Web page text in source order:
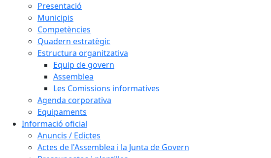
Presentació
Municipis
Competències
Quadern estratègic
Estructura organitzativa
Equip de govern
Assemblea
Les Comissions informatives
Agenda corporativa
Equipaments
Informació oficial
Anuncis / Edictes
Actes de l'Assemblea i la Junta de Govern